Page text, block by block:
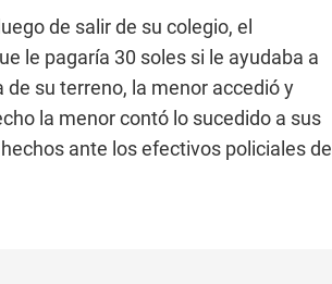
de salir de su colegio, el
le pagaría 30 soles si le ayudaba a
su terreno, la menor accedió y
la menor contó lo sucedido a sus
ante los efectivos policiales de